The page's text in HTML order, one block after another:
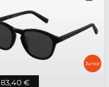
83,40 €